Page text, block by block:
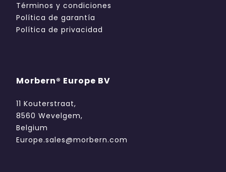
Términos y condiciones
Política de garantía
Política de privacidad
Morbern® Europe BV
11 Kouterstraat,
8560 Wevelgem,
Belgium
Europe.sales@morbern.com